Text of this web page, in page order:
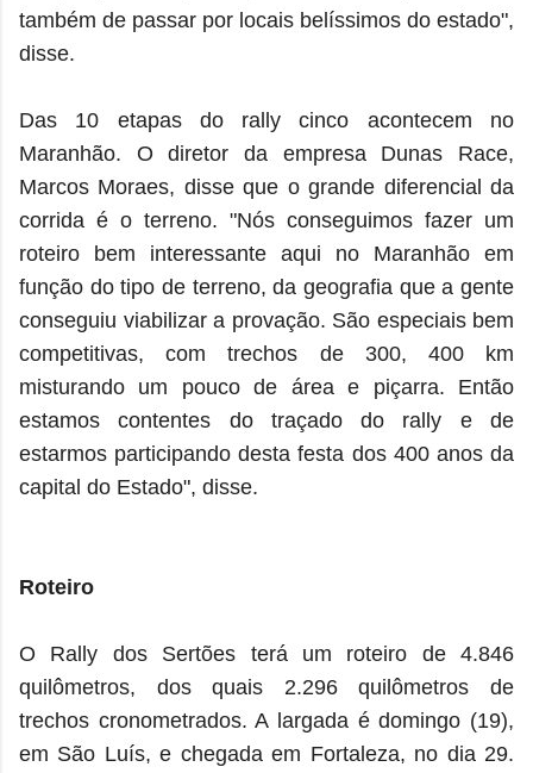
também de passar por locais belíssimos do estado",
disse.
Das 10 etapas do rally cinco acontecem no
Maranhão. O diretor da empresa Dunas Race,
Marcos Moraes, disse que o grande diferencial da
corrida é o terreno. "Nós conseguimos fazer um
roteiro bem interessante aqui no Maranhão em
função do tipo de terreno, da geografia que a gente
conseguiu viabilizar a provação. São especiais bem
competitivas, com trechos de 300, 400 km
misturando um pouco de área e piçarra. Então
estamos contentes do traçado do rally e de
estarmos participando desta festa dos 400 anos da
capital do Estado", disse.
Roteiro
O Rally dos Sertões terá um roteiro de 4.846
quilômetros, dos quais 2.296 quilômetros de
trechos cronometrados. A largada é domingo (19),
em São Luís, e chegada em Fortaleza, no dia 29.